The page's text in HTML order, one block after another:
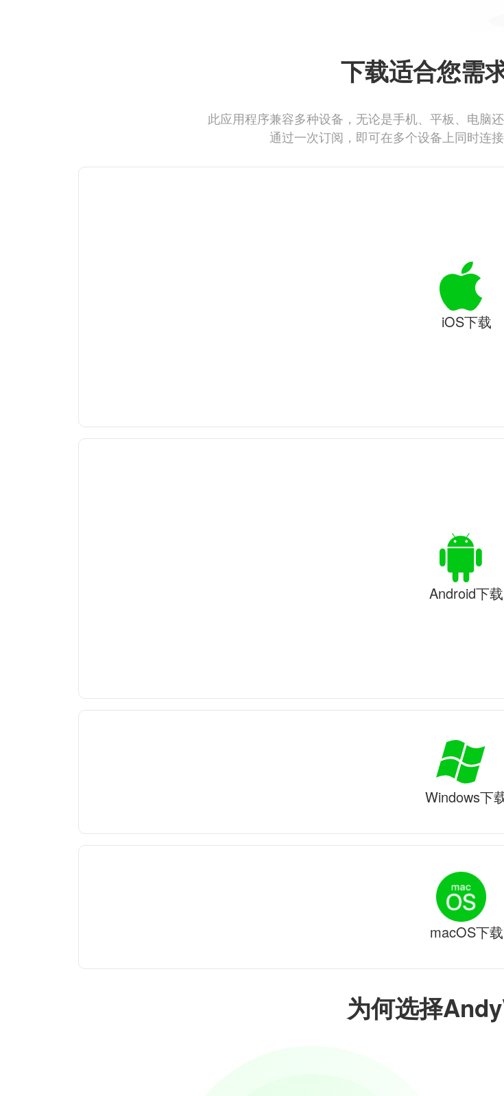
为何选择
下载适合您需
此应用程序兼容多种设备，无论是手机、平板、电脑
通过一次订阅，即可在多个设备上同时连
iOS下载
Android下载
Windows下
macOS下载